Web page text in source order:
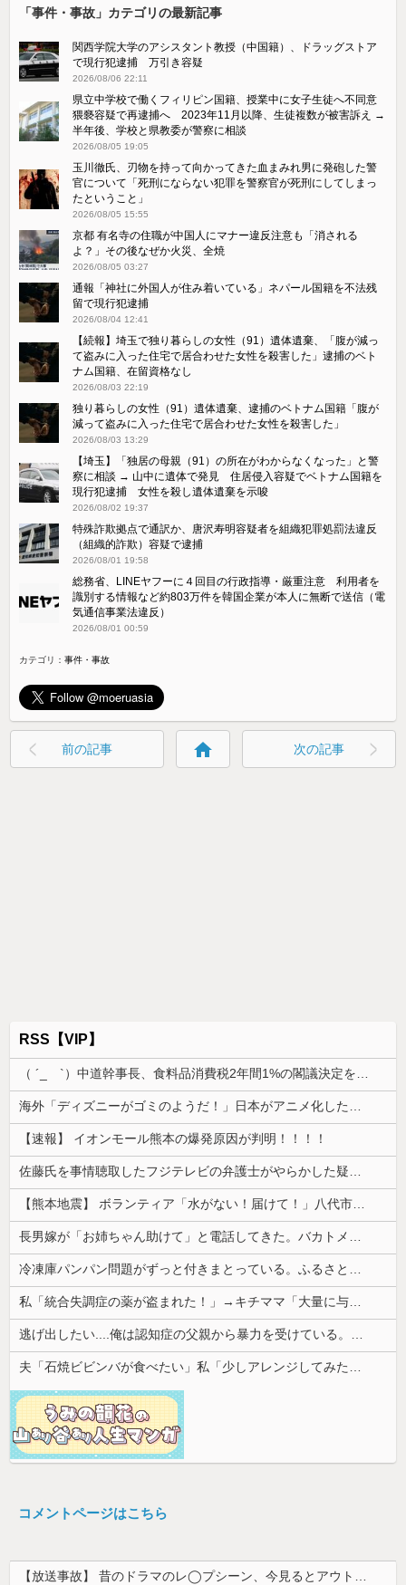
「事件・事故」カテゴリの最新記事
関西学院大学のアシスタント教授（中国籍）、ドラッグストア
で現行犯逮捕 万引き容疑
2026/08/06 22:11
県立中学校で働くフィリピン国籍、授業中に女子生徒へ不同意
猥褻容疑で再逮捕へ 2023年11月以降、生徒複数が被害訴え →
半年後、学校と県教委が警察に相談
2026/08/05 19:05
玉川徹氏、刃物を持って向かってきた血まみれ男に発砲した警
官について「死刑にならない犯罪を警察官が死刑にしてしまっ
たということ」
2026/08/05 15:55
京都 有名寺の住職が中国人にマナー違反注意も「消される
よ？」その後なぜか火災、全焼
2026/08/05 03:27
通報「神社に外国人が住み着いている」ネパール国籍を不法残
留で現行犯逮捕
2026/08/04 12:41
【続報】埼玉で独り暮らしの女性（91）遺体遺棄、「腹が減っ
て盗みに入った住宅で居合わせた女性を殺害した」逮捕のベト
ナム国籍、在留資格なし
2026/08/03 22:19
独り暮らしの女性（91）遺体遺棄、逮捕のベトナム国籍「腹が
減って盗みに入った住宅で居合わせた女性を殺害した」
2026/08/03 13:29
【埼玉】「独居の母親（91）の所在がわからなくなった」と警
察に相談 → 山中に遺体で発見 住居侵入容疑でベトナム国籍を
現行犯逮捕 女性を殺し遺体遺棄を示唆
2026/08/02 19:37
特殊詐欺拠点で通訳か、唐沢寿明容疑者を組織犯罪処罰法違反
（組織的詐欺）容疑で逮捕
2026/08/01 19:58
総務省、LINEヤフーに４回目の行政指導・厳重注意 利用者を
識別する情報など約803万件を韓国企業が本人に無断で送信（電
気通信事業法違反）
2026/08/01 00:59
カテゴリ：事件・事故
前の記事 home 次の記事
RSS【VIP】
【速報】 イオンモール熊本の爆発原因が判明！！！！
コメントページはこちら
【放送事故】 昔のドラマのレ◯プシーン、今見るとアウトすぎる・・・